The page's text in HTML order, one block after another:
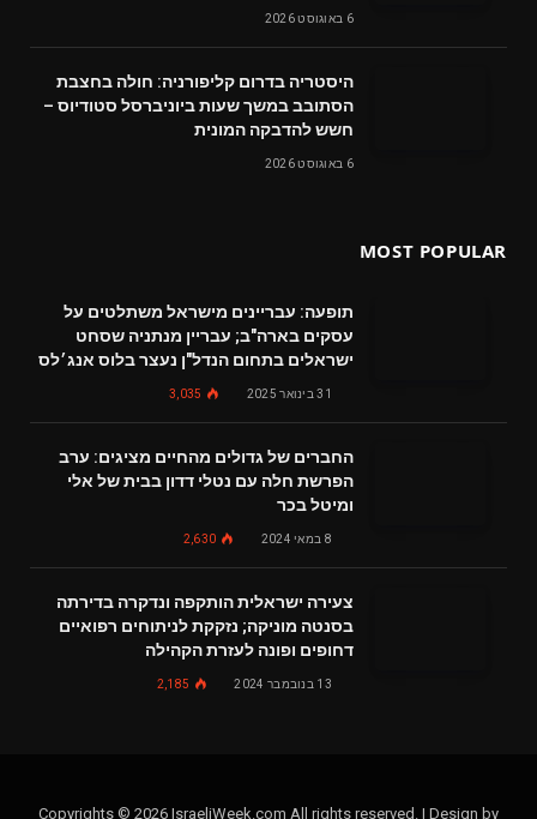
6 באוגוסט 2026
היסטריה בדרום קליפורניה: חולה בחצבת
הסתובב במשך שעות ביוניברסל סטודיוס –
חשש להדבקה המונית
6 באוגוסט 2026
MOST POPULAR
תופעה: עבריינים מישראל משתלטים על
עסקים בארה"ב; עבריין מנתניה שסחט
ישראלים בתחום הנדל"ן נעצר בלוס אנג׳לס
31 בינואר 2025 3,035
החברים של גדולים מהחיים מציגים: ערב
הפרשת חלה עם נטלי דדון בבית של אלי
ומיטל בכר
8 במאי 2024 2,630
צעירה ישראלית הותקפה ונדקרה בדירתה
בסנטה מוניקה; נזקקת לניתוחים רפואיים
דחופים ופונה לעזרת הקהילה
13 בנובמבר 2024 2,185
Copyrights © 2026 IsraeliWeek.com All rights reserved. | Design by